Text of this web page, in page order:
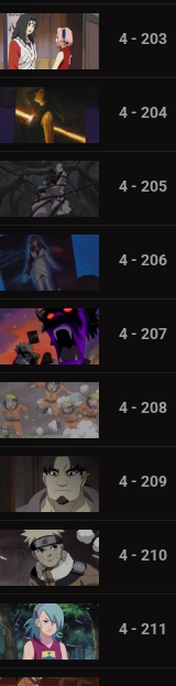
4 - 203
4 - 204
4 - 205
4 - 206
4 - 207
4 - 208
4 - 209
4 - 210
4 - 211